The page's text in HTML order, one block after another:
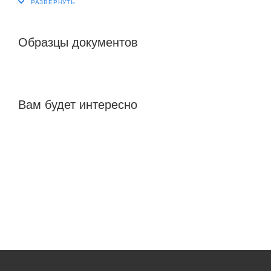
Образцы документов
Вам будет интересно